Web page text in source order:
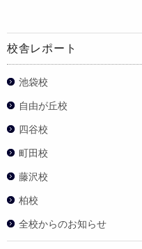
校舎レポート
池袋校
自由が丘校
四谷校
町田校
藤沢校
柏校
全校からのお知らせ